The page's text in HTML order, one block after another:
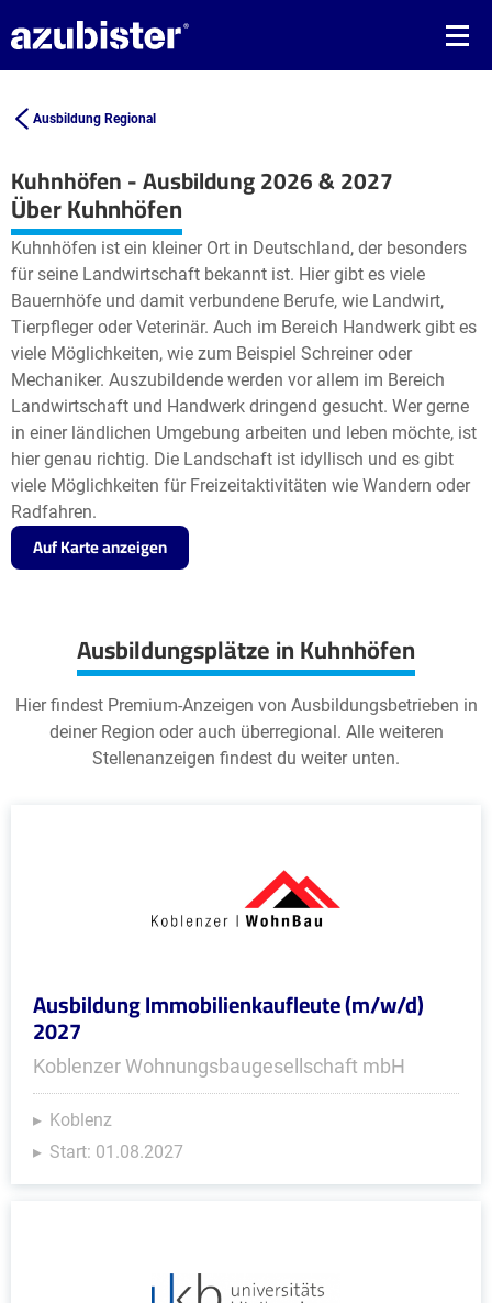
Ausbildung Regional
Kuhnhöfen - Ausbildung 2026 & 2027
+
−
Leaflet| © OpenStreetMap2
Über Kuhnhöfen
Kuhnhöfen ist ein kleiner Ort in Deutschland, der besonders
für seine Landwirtschaft bekannt ist. Hier gibt es viele
Bauernhöfe und damit verbundene Berufe, wie Landwirt,
Tierpfleger oder Veterinär. Auch im Bereich Handwerk gibt es
viele Möglichkeiten, wie zum Beispiel Schreiner oder
Mechaniker. Auszubildende werden vor allem im Bereich
Landwirtschaft und Handwerk dringend gesucht. Wer gerne
in einer ländlichen Umgebung arbeiten und leben möchte, ist
hier genau richtig. Die Landschaft ist idyllisch und es gibt
viele Möglichkeiten für Freizeitaktivitäten wie Wandern oder
Radfahren.
Auf Karte anzeigen
Ausbildungsplätze in Kuhnhöfen
Hier findest Premium-Anzeigen von Ausbildungsbetrieben in
deiner Region oder auch überregional. Alle weiteren
Stellenanzeigen findest du weiter unten.
Ausbildung Immobilienkaufleute (m/w/d)
2027
Koblenzer Wohnungsbaugesellschaft mbH
Koblenz
Start: 01.08.2027